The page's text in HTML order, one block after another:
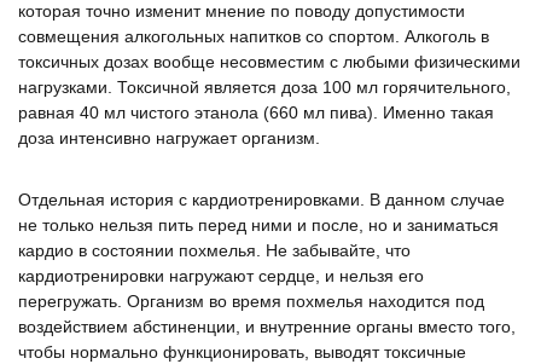
которая точно изменит мнение по поводу допустимости
совмещения алкогольных напитков со спортом. Алкоголь в
токсичных дозах вообще несовместим с любыми физическими
нагрузками. Токсичной является доза 100 мл горячительного,
равная 40 мл чистого этанола (660 мл пива). Именно такая
доза интенсивно нагружает организм.
Отдельная история с кардиотренировками. В данном случае
не только нельзя пить перед ними и после, но и заниматься
кардио в состоянии похмелья. Не забывайте, что
кардиотренировки нагружают сердце, и нельзя его
перегружать. Организм во время похмелья находится под
воздействием абстиненции, и внутренние органы вместо того,
чтобы нормально функционировать, выводят токсичные